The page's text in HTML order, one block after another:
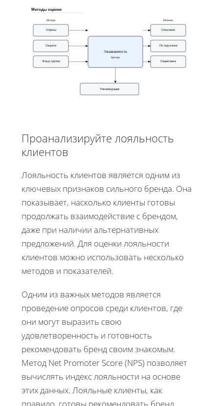
Методы оценки
Опросы
Соцсети
Фокус‑группы
Узнаваемость
бренда
Спонтанно
По подсказке
Соцметрика
Рекомендации
Методы Метрики
Проанализируйте лояльность
клиентов
Лояльность клиентов является одним из
ключевых признаков сильного бренда. Она
показывает, насколько клиенты готовы
продолжать взаимодействие с брендом,
даже при наличии альтернативных
предложений. Для оценки лояльности
клиентов можно использовать несколько
методов и показателей.
Одним из важных методов является
проведение опросов среди клиентов, где
они могут выразить свою
удовлетворенность и готовность
рекомендовать бренд своим знакомым.
Метод Net Promoter Score (NPS) позволяет
вычислять индекс лояльности на основе
этих данных. Лояльные клиенты, как